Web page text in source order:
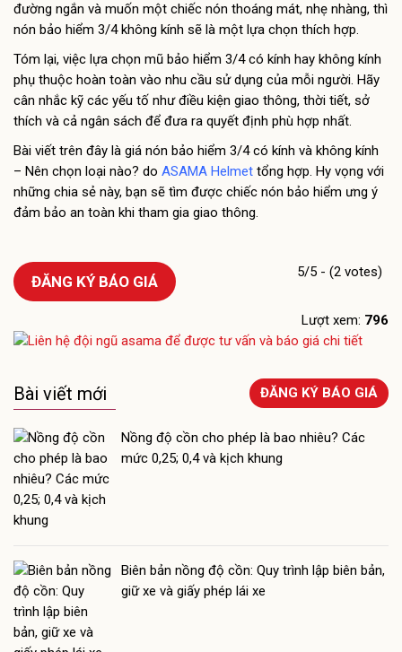
đường ngắn và muốn một chiếc nón thoáng mát, nhẹ nhàng, thì
nón bảo hiểm 3/4 không kính sẽ là một lựa chọn thích hợp.
Tóm lại, việc lựa chọn mũ bảo hiểm 3/4 có kính hay không kính
phụ thuộc hoàn toàn vào nhu cầu sử dụng của mỗi người. Hãy
cân nhắc kỹ các yếu tố như điều kiện giao thông, thời tiết, sở
thích và cả ngân sách để đưa ra quyết định phù hợp nhất.
Bài viết trên đây là giá nón bảo hiểm 3/4 có kính và không kính
– Nên chọn loại nào? do ASAMA Helmet tổng hợp. Hy vọng với
những chia sẻ này, bạn sẽ tìm được chiếc nón bảo hiểm ưng ý
đảm bảo an toàn khi tham gia giao thông.
5/5 - (2 votes)
ĐĂNG KÝ BÁO GIÁ
Lượt xem: 796
Bài viết mới ĐĂNG KÝ BÁO GIÁ
Nồng độ cồn cho phép là bao nhiêu? Các
mức 0,25; 0,4 và kịch khung
Biên bản nồng độ cồn: Quy trình lập biên bản,
giữ xe và giấy phép lái xe